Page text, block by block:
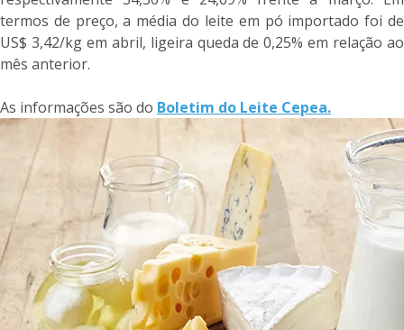
termos de preço, a média do leite em pó importado foi de
US$ 3,42/kg em abril, ligeira queda de 0,25% em relação ao
mês anterior.
As informações são do Boletim do Leite Cepea.